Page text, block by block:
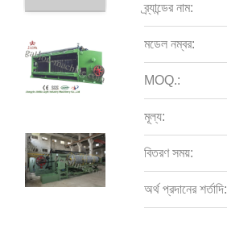
ব্র্যান্ডের নাম:
মডেল নম্বর:
MOQ.:
মূল্য:
বিতরণ সময়:
অর্থ প্রদানের শর্তাদি: